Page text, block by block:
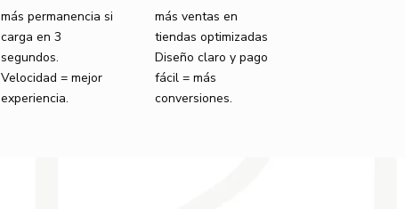
más permanencia si
carga en 3
segundos.
Velocidad = mejor
experiencia.
más ventas en
tiendas optimizadas
Diseño claro y pago
fácil = más
conversiones.